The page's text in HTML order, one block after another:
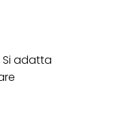
Si adatta